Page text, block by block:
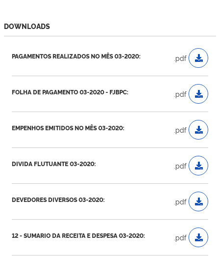
DOWNLOADS
PAGAMENTOS REALIZADOS NO MÊS 03-2020: .pdf
FOLHA DE PAGAMENTO 03-2020 - FJBPC: .pdf
EMPENHOS EMITIDOS NO MÊS 03-2020: .pdf
DIVIDA FLUTUANTE 03-2020: .pdf
DEVEDORES DIVERSOS 03-2020: .pdf
12 - SUMARIO DA RECEITA E DESPESA 03-2020: .pdf